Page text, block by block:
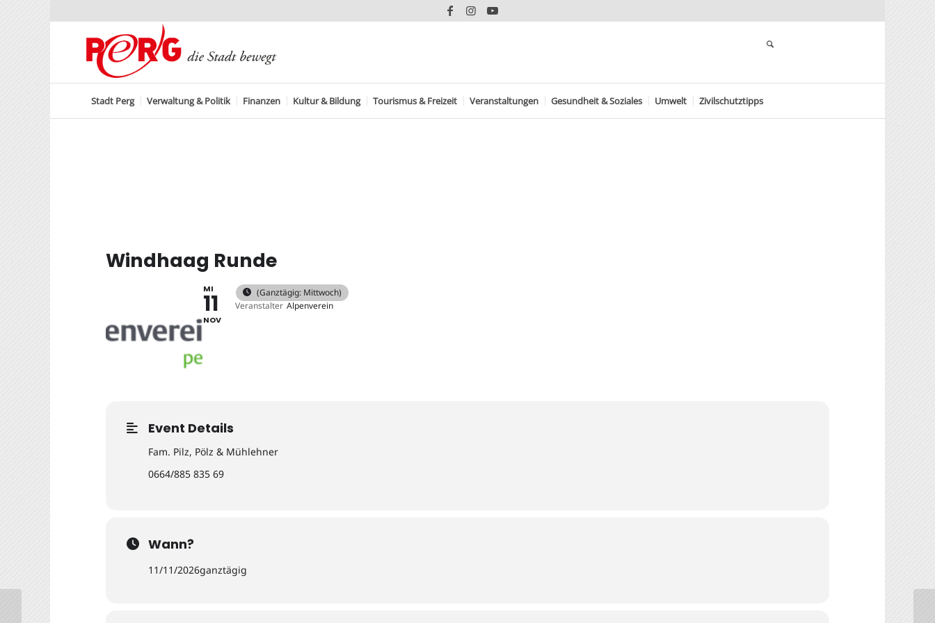
Stadt Perg Verwaltung & Politik Finanzen Kultur & Bildung Tourismus & Freizeit Veranstaltungen Gesundheit & Soziales Umwelt Zivilschutztipps
Windhaag Runde
MI
11
NOV
(ganztägig: Mittwoch)
Veranstalter Alpenverein
Event Details
Fam. Pilz, Pölz & Mühlehner
0664/885 835 69
Wann?
11/11/2026ganztägig